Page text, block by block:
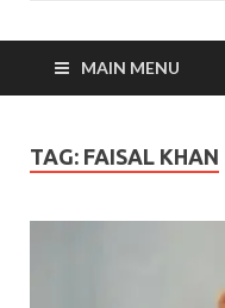
MAIN MENU
TAG: FAISAL KHAN